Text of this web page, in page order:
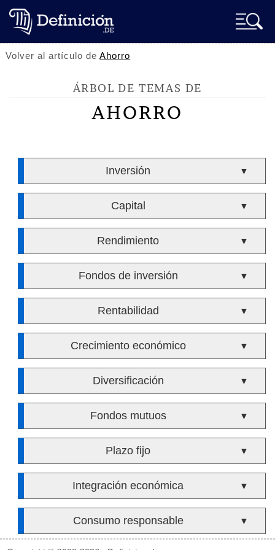
Volver al artículo deAhorro
ÁRBOL DE TEMAS DE
AHORRO
Inversión ▼
Capital ▼
Rendimiento ▼
Fondos de inversión ▼
Rentabilidad ▼
Crecimiento económico ▼
Diversificación ▼
Fondos mutuos ▼
Plazo fijo ▼
Integración económica ▼
Consumo responsable ▼